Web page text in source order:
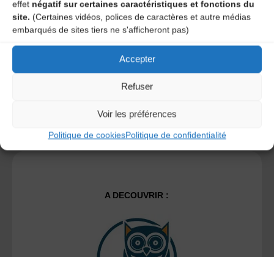
effet négatif sur certaines caractéristiques et fonctions du
site. (Certaines vidéos, polices de caractères et autre médias
embarqués de sites tiers ne s'afficheront pas)
Accepter
Refuser
Voir les préférences
Politique de cookiesPolitique de confidentialité
Ce site utilise Akismet pour réduire les indésirables.En
savoir plus sur la façon dont les données de vos
A DECOUVRIR :